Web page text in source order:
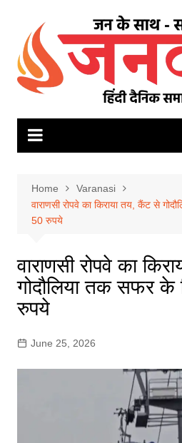
content
Home
Varanasi
वाराणसी रोपवे का किराया तय, कैंट से
50 रुपये
वाराणसी रोपवे का
गोदौलिया तक सफर के
रुपये
June 25, 2026